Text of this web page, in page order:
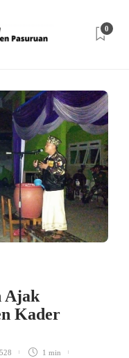
0
Ajak
Kader
528
1 min